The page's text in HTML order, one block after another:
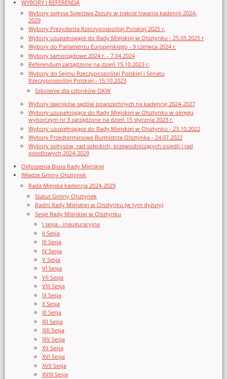
WYBORY I REFERENDA
Wybory sołtysa Sołectwa Zezuty w trakcie trwania kadencji 2024-
2029
Wybory Prezydenta Rzeczypospolitej Polskiej 2025 r.
Wybory uzupełniające do Rady Miejskiej w Olsztynku - 25.05.2025 r
Wybory do Parlamentu Europejskiego - 9 czerwca 2024 r.
Wybory samorządowe 2024 r. - 7.04.2024
Referendum zarządzone na dzień 15.10.2023 r.
Wybory do Sejmu Rzeczypospolitej Polskiej i Senatu
Rzeczypospolitej Polskiej - 15.10.2023
Szkolenie dla członków OKW
Wybory ławników sądów powszechnych na kadencję 2024-2027
Wybory uzupełniające do Rady Miejskiej w Olsztynku w okręgu
wyborczym nr 3 zarządzone na dzień 15 stycznia 2023 r.
Wybory uzupełniające do Rady Miejskiej w Olsztynku - 23.10.2022
Wybory Przedterminowe Burmistrza Olsztynka - 24.07.2022
Wybory sołtysów, rad sołeckich, przewodniczących osiedli i rad
osiedlowych 2024-2029
Ogłoszenia Biura Rady Miejskiej
Władze Gminy Olsztynek
Rada Miejska kadencja 2024-2029
Statut Gminy Olsztynek
Radni Rady Miejskiej w Olsztynku (w tym dyżury)
Sesje Rady Miejskiej w Olsztynku
I sesja - inauguracyjna
II Sesja
III Sesja
IV Sesja
V Sesja
VI Sesja
VII Sesja
VIII Sesja
IX Sesja
X Sesja
XI Sesja
XII Sesja
XIII Sesja
XIV Sesja
XV Sesja
XVI Sesja
XVII Sesja
XVIII Sesja